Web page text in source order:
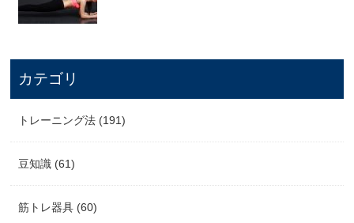
カテゴリ
トレーニング法 (191)
豆知識 (61)
筋トレ器具 (60)